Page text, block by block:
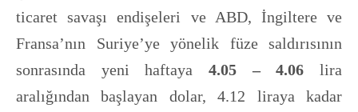
ticaret savaşı endişeleri ve ABD, İngiltere ve
Fransa’nın Suriye’ye yönelik füze saldırısının
sonrasında yeni haftaya 4.05 – 4.06 lira
aralığından başlayan dolar, 4.12 liraya kadar